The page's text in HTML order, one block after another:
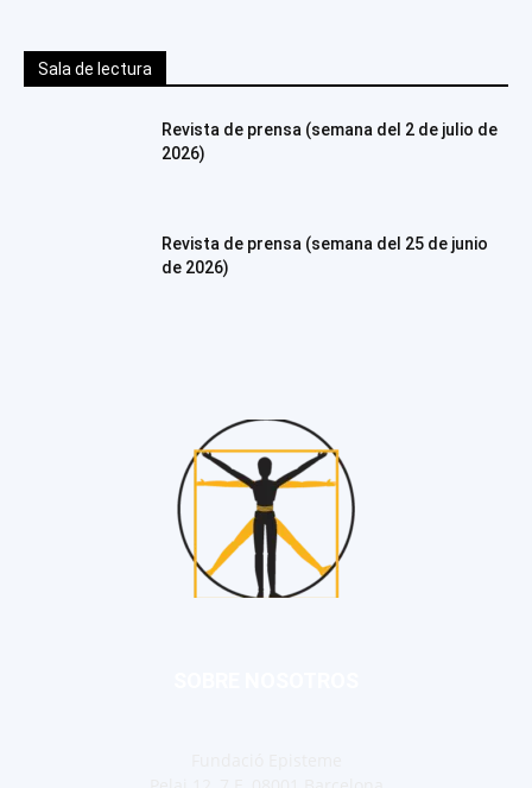
Sala de lectura
Revista de prensa (semana del 2 de julio de
2026)
Revista de prensa (semana del 25 de junio
de 2026)